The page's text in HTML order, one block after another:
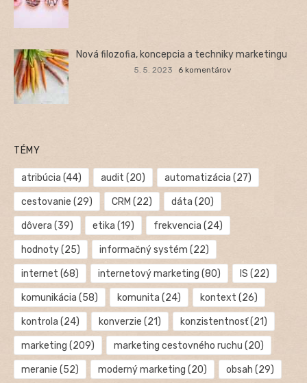
Nová filozofia, koncepcia a techniky marketingu
5. 5. 2023 6 komentárov
TÉMY
atribúcia (44) audit (20) automatizácia (27)
cestovanie (29) CRM (22) dáta (20)
dôvera (39) etika (19) frekvencia (24)
hodnoty(25) informačný systém (22)
internet (68) internetový marketing (80) IS (22)
komunikácia (58) komunita (24) kontext (26)
kontrola (24) konverzie (21) konzistentnosť(21)
marketing (209) marketing cestovného ruchu (20)
meranie (52) moderný marketing (20) obsah (29)